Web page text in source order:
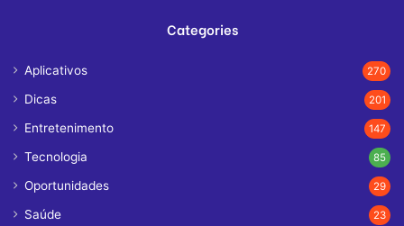
Categories
Aplicativos 270
Dicas 201
Entretenimento 147
Tecnologia 85
Oportunidades 29
Saúde 23